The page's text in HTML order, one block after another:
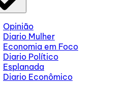
Opinião
Diario Mulher
Economia em Foco
Diario Político
Esplanada
Diario Econômico